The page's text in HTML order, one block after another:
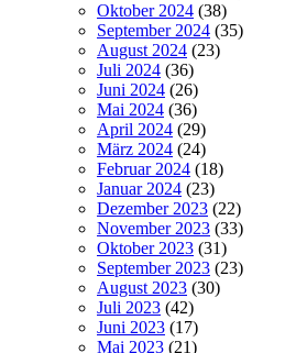
Oktober 2024 (38)
September 2024 (35)
August 2024 (23)
Juli 2024 (36)
Juni 2024 (26)
Mai 2024 (36)
April 2024 (29)
März 2024 (24)
Februar 2024 (18)
Januar 2024 (23)
Dezember 2023 (22)
November 2023 (33)
Oktober 2023 (31)
September 2023 (23)
August 2023 (30)
Juli 2023 (42)
Juni 2023 (17)
Mai 2023 (21)